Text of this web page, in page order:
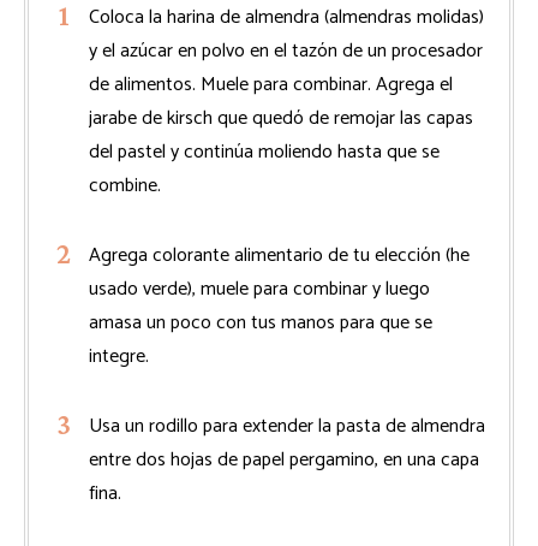
Coloca la harina de almendra (almendras molidas)
y el azúcar en polvo en el tazón de un procesador
de alimentos. Muele para combinar. Agrega el
jarabe de kirsch que quedó de remojar las capas
del pastel y continúa moliendo hasta que se
combine.
Agrega colorante alimentario de tu elección (he
usado verde), muele para combinar y luego
amasa un poco con tus manos para que se
integre.
Usa un rodillo para extender la pasta de almendra
entre dos hojas de papel pergamino, en una capa
fina.